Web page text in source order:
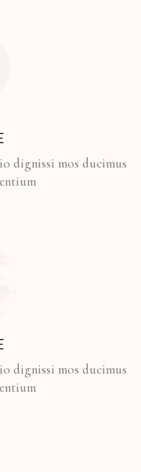
dignissi mos ducimus
dignissi mos ducimus